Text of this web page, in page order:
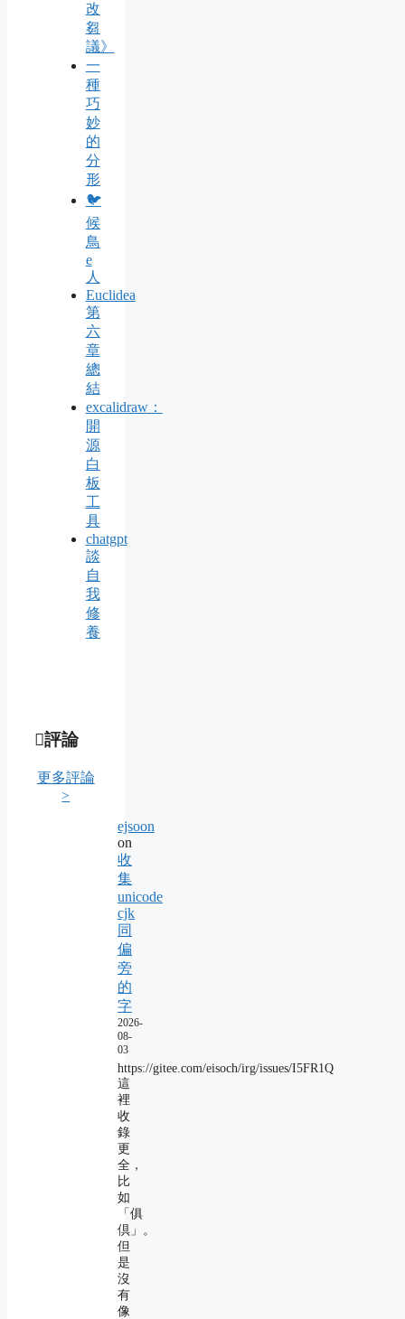
改
芻
議》
一
種
巧
妙
的
分
形
🐦
候
鳥
e
人
Euclidea
第
六
章
總
結
excalidraw：
開
源
白
板
工
具
chatgpt
談
自
我
修
養
評論
更多評論
>
ejsoon
on
收
集
unicode
cjk
同
偏
旁
的
字
2026-
08-
03
https://gitee.com/eisoch/irg/issues/I5FR1Q
這
裡
收
錄
更
全，
比
如
「俱
倶」。
但
是
沒
有
像